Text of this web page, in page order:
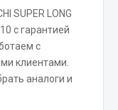
SUPER LONG
с гарантией
с
клиентами.
аналоги и